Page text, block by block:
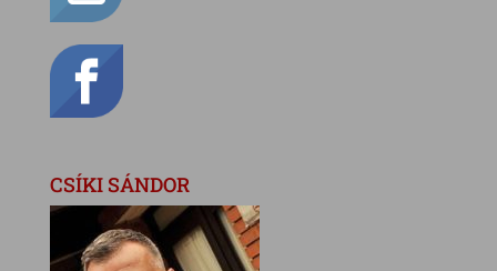
CSÍKI SÁNDOR